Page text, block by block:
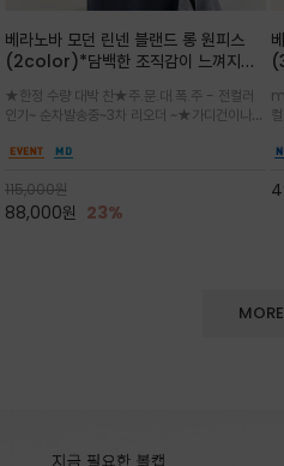
베라노바 모던 린넨 블랜드 롱 원피스
(2color)*담백한 조직감이 느껴지는
롱 원피스
★한정 수량 대박 찬★주.문.대.폭.주 - 전컬러
인기~ 순차발송중~3차 리오더 ~★가디건이나
도 손색이 없고,리조트룩까지 만능/답답하지 않
버하면서도 여리여리한 무
115,000원
88,000원 23%